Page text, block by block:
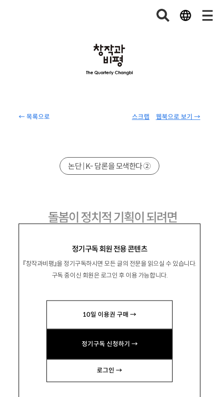
← 목록으로 웹북으로 보기 →
스크랩
정기구독 회원 전용 콘텐츠
『창작과비평』을 정기구독하시면 모든 글의 전문을 읽으실 수 있습니다.
구독 중이신 회원은 로그인 후 이용 가능합니다.
10일 이용권 구매 →
정기구독 신청하기 →
로그인 →
논단 | K- 담론을 모색한다 ②
돌봄이 정치적 기획이 되려면
백영경白英瓊
능하다』 및 공저서 『돌봄이 돌보는 세계』 『코로
나 팬데믹과 한국의 길』 『마스크가 말해주는 것